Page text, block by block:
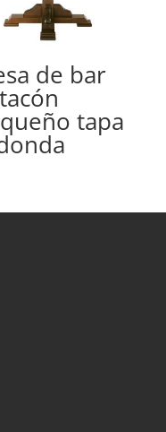
de bar
tapa